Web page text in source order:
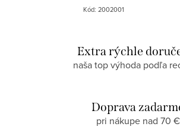
Kód: 2002001
Extra rýchle
naša top výhoda podľa
Doprava
pri nákupe nad 70 €